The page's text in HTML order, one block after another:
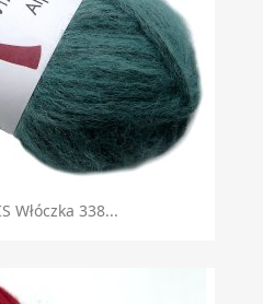
Włóczka 338...